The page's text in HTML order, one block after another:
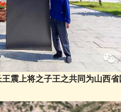
震上将之子王之共同为山西